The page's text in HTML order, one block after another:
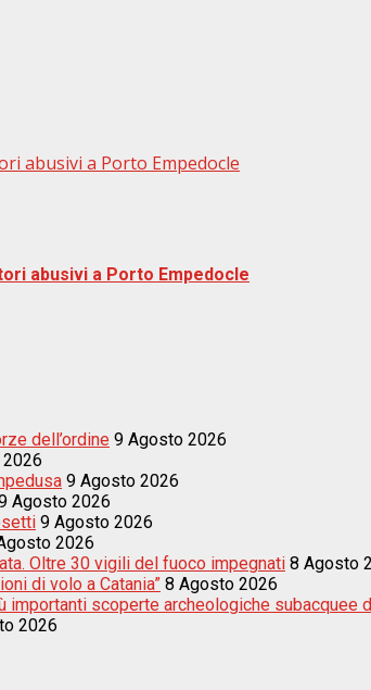
abusivi a Porto Empedocle
abusivi a Porto Empedocle
dell’ordine 9 Agosto 2026
9 Agosto 2026
Agosto 2026
9 Agosto 2026
2026
Oltre 30 vigili del fuoco impegnati 8 Agosto
di volo a Catania” 8 Agosto 2026
importanti scoperte archeologiche subacquee
2026